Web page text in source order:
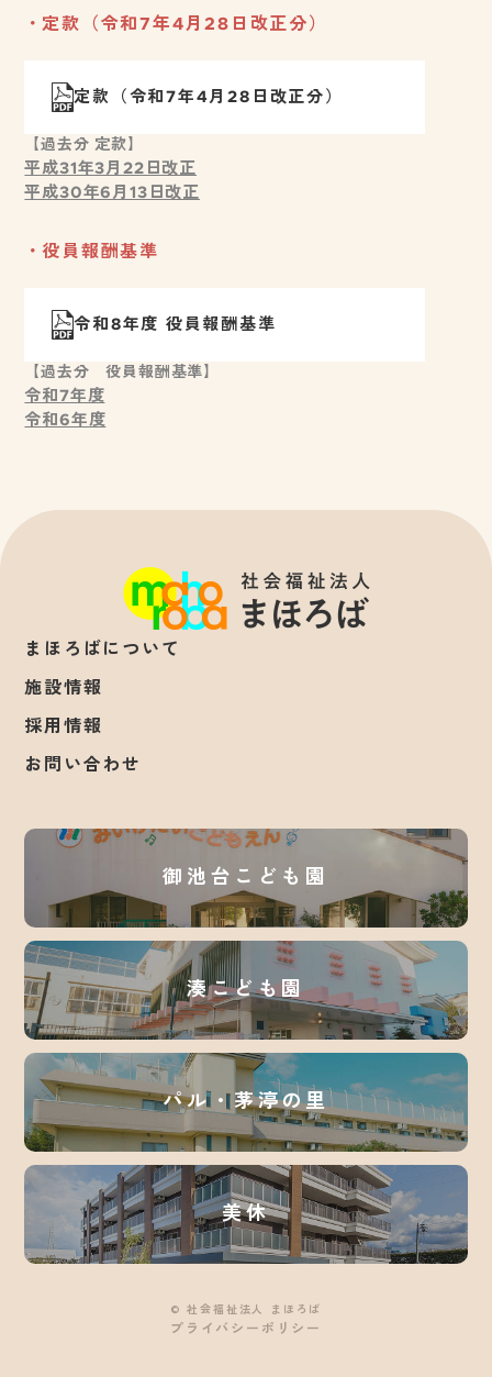
定款（令和7年4月28日改正分）
定款（令和7年4月28日改正分）
【過去分 定款】
平成31年3月22日改正
平成30年6月13日改正
役員報酬基準
令和8年度 役員報酬基準
【過去分 役員報酬基準】
令和7年度
令和6年度
まほろばについて
施設情報
採用情報
お問い合わせ
御池台こども園
湊こども園
パル・茅渟の里
美休
© 社会福祉法人 まほろば
プライバシーポリシー